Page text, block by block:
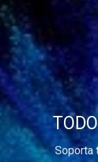
Soporta